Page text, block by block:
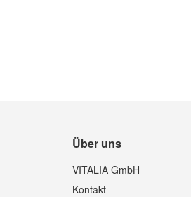
Über uns
VITALIA GmbH
Kontakt